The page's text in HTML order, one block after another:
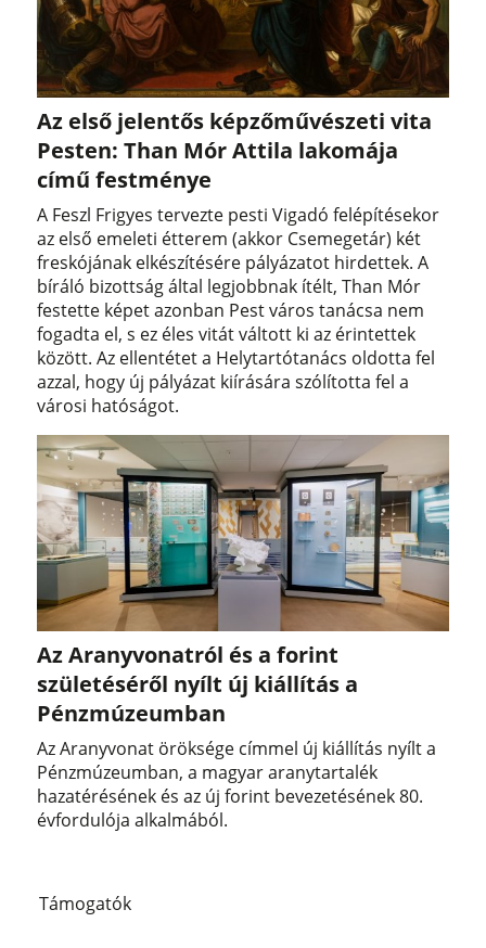
Az első jelentős képzőművészeti vita
Pesten: Than Mór Attila lakomája
című festménye
A Feszl Frigyes tervezte pesti Vigadó felépítésekor
az első emeleti étterem (akkor Csemegetár) két
freskójának elkészítésére pályázatot hirdettek. A
bíráló bizottság által legjobbnak ítélt, Than Mór
festette képet azonban Pest város tanácsa nem
fogadta el, s ez éles vitát váltott ki az érintettek
között. Az ellentétet a Helytartótanács oldotta fel
azzal, hogy új pályázat kiírására szólította fel a
városi hatóságot.
Az Aranyvonatról és a forint
születéséről nyílt új kiállítás a
Pénzmúzeumban
Az Aranyvonat öröksége címmel új kiállítás nyílt a
Pénzmúzeumban, a magyar aranytartalék
hazatérésének és az új forint bevezetésének 80.
évfordulója alkalmából.
Támogatók